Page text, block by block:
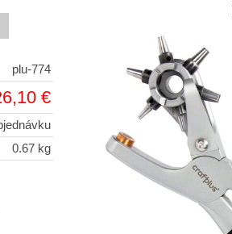
plu-774
€
0.67 kg